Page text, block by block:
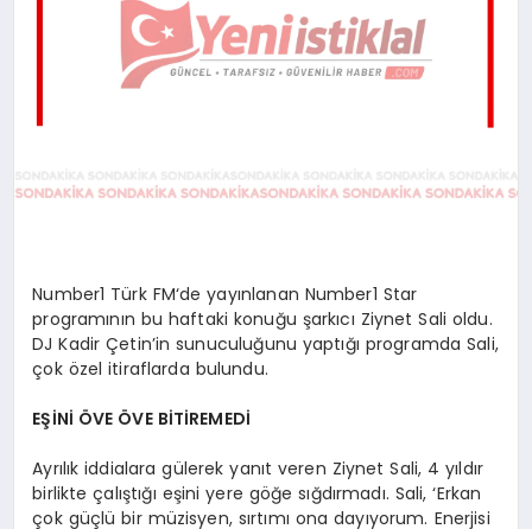
TEKNOLOJI
Number1 Türk FM‘de yayınlanan Number1 Star
programının bu haftaki konuğu şarkıcı Ziynet Sali oldu.
DJ Kadir Çetin’in sunuculuğunu yaptığı programda Sali,
çok özel itiraflarda bulundu.
EŞİNİ ÖVE ÖVE BİTİREMEDİ
Ayrılık iddialara gülerek yanıt veren Ziynet Sali, 4 yıldır
birlikte çalıştığı eşini yere göğe sığdırmadı. Sali, ‘Erkan
çok güçlü bir müzisyen, sırtımı ona dayıyorum. Enerjisi